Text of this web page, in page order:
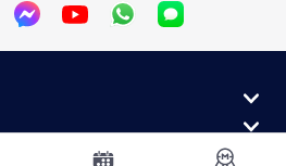
et partenaires